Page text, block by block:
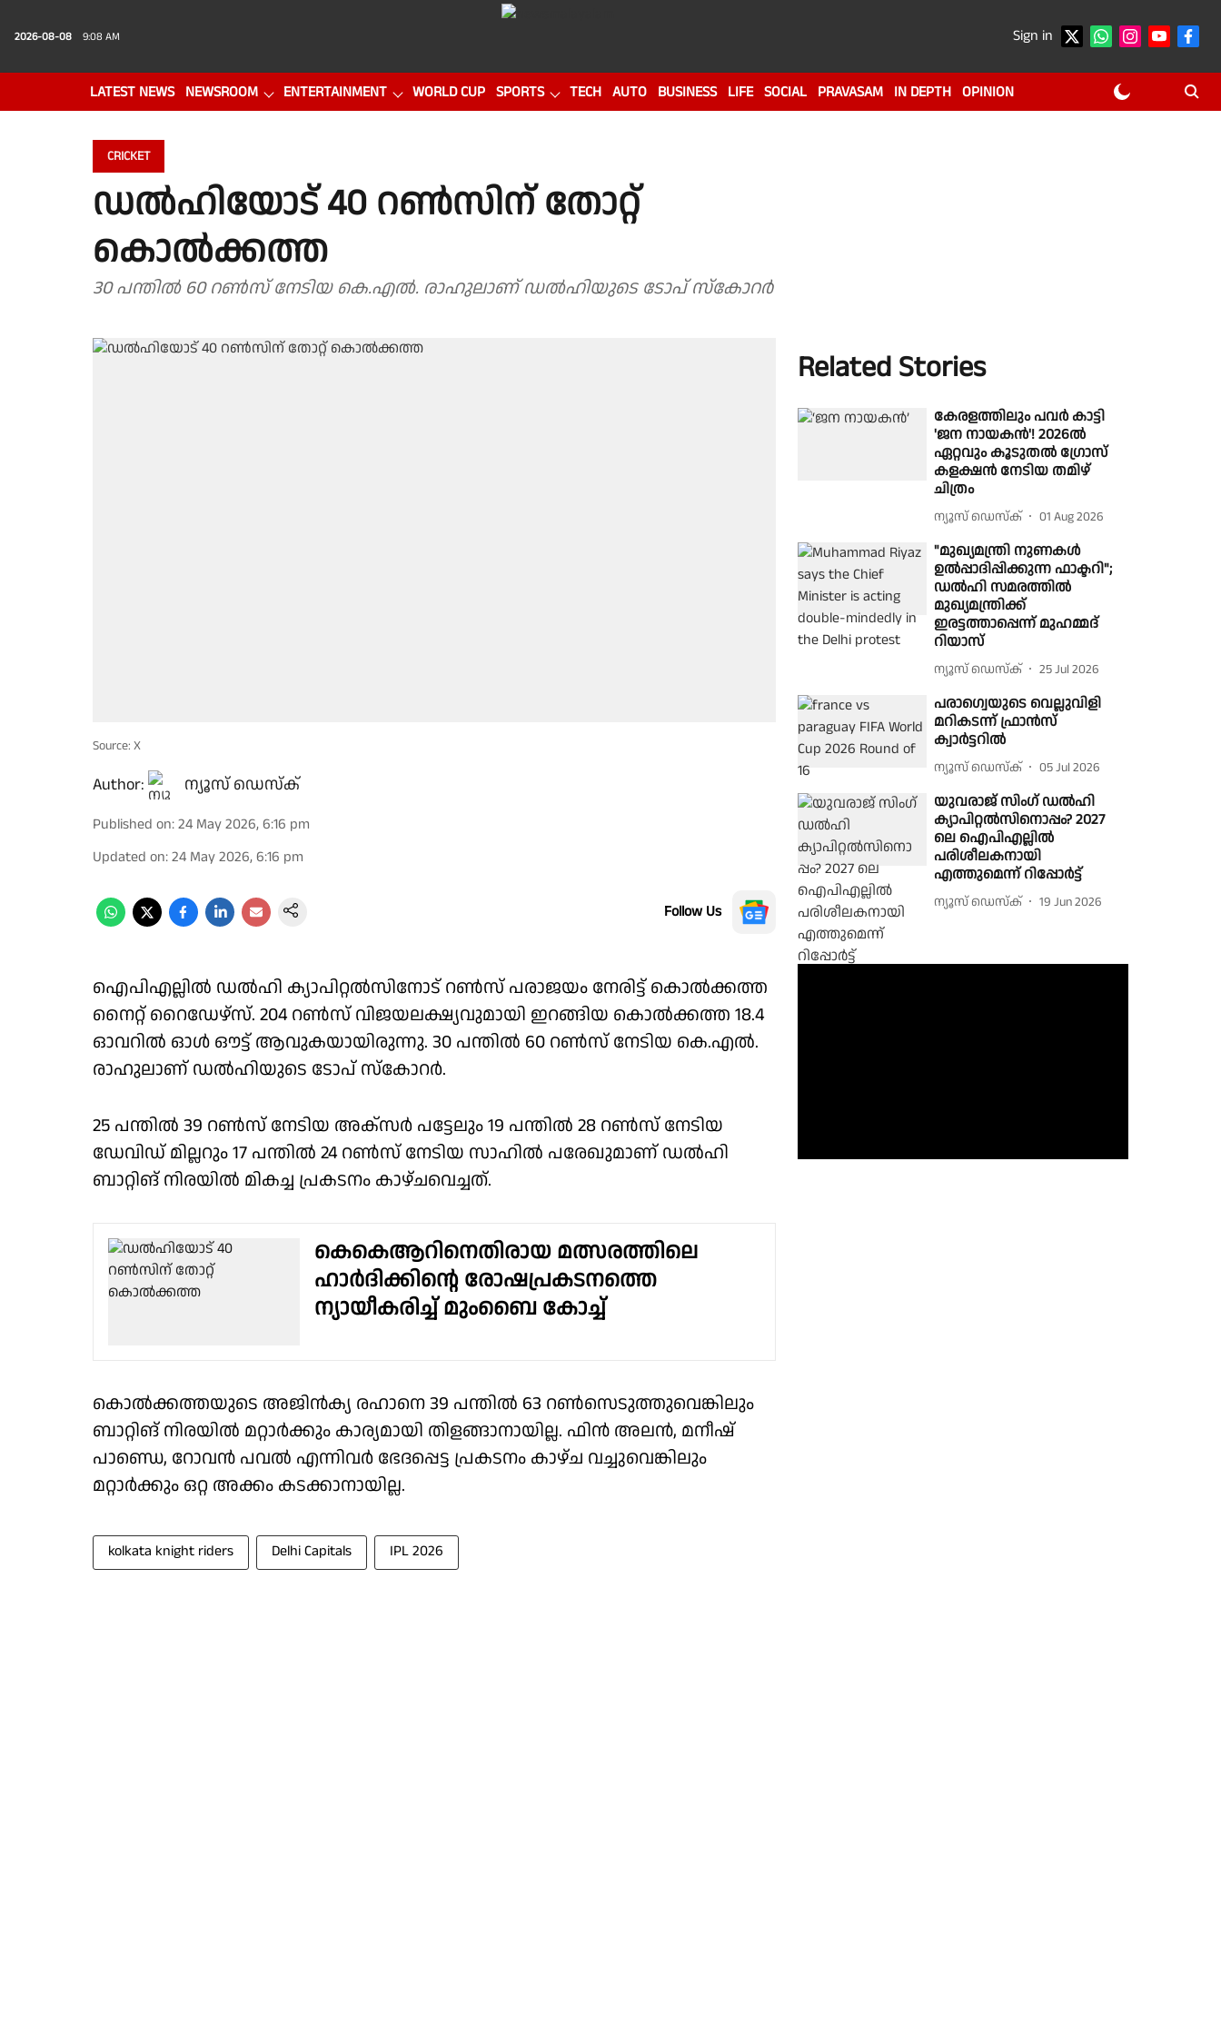
2026-08-08 9:08 AM Sign in
LATEST NEWS NEWSROOM ENTERTAINMENT WORLD CUP SPORTS TECH AUTO BUSINESS LIFE SOCIAL PRAVASAM IN DEPTH OPINION
CRICKET
ഡൽഹിയോട് 40 റൺസിന് തോറ്റ്
കൊൽക്കത്ത
30 പന്തിൽ 60 റൺസ് നേടിയ കെ.എൽ. രാഹുലാണ് ഡൽഹിയുടെ ടോപ് സ്കോറർ
Source: X
Author: ന്യൂസ് ഡെസ്ക്
Published on:24 May 2026, 6:16 pm
Updated on:24 May 2026, 6:16 pm
Follow Us
ഐപിഎല്ലിൽ ഡൽഹി ക്യാപിറ്റൽസിനോട് റൺസ് പരാജയം നേരിട്ട് കൊൽക്കത്ത
നൈറ്റ് റൈഡേഴ്സ്. 204 റൺസ് വിജയലക്ഷ്യവുമായി ഇറങ്ങിയ കൊൽക്കത്ത 18.4
ഓവറിൽ ഓൾ ഔട്ട് ആവുകയായിരുന്നു. 30 പന്തിൽ 60 റൺസ് നേടിയ കെ.എൽ.
രാഹുലാണ് ഡൽഹിയുടെ ടോപ് സ്കോറർ.
25 പന്തിൽ 39 റൺസ് നേടിയ അക്സർ പട്ടേലും 19 പന്തിൽ 28 റൺസ് നേടിയ
ഡേവിഡ് മില്ലറും 17 പന്തിൽ 24 റൺസ് നേടിയ സാഹിൽ പരേഖുമാണ് ഡൽഹി
ബാറ്റിങ് നിരയിൽ മികച്ച പ്രകടനം കാഴ്ചവെച്ചത്.
കെകെആറിനെതിരായ മത്സരത്തിലെ
ഹാർദിക്കിൻ്റെ രോഷപ്രകടനത്തെ
ന്യായീകരിച്ച് മുംബൈ കോച്ച്
കൊൽക്കത്തയുടെ അജിൻക്യ രഹാനെ 39 പന്തിൽ 63 റൺസെടുത്തുവെങ്കിലും
ബാറ്റിങ് നിരയിൽ മറ്റാർക്കും കാര്യമായി തിളങ്ങാനായില്ല. ഫിൻ അലൻ, മനീഷ്
പാണ്ഡെ, റോവൻ പവൽ എന്നിവർ ഭേദപ്പെട്ട പ്രകടനം കാഴ്ച വച്ചുവെങ്കിലും
മറ്റാർക്കും ഒറ്റ അക്കം കടക്കാനായില്ല.
kolkata knight riders Delhi Capitals IPL 2026
Related Stories
കേരളത്തിലും പവർ കാട്ടി
'ജന നായകൻ'! 2026ൽ
ഏറ്റവും കൂടുതൽ ഗ്രോസ്
കളക്ഷൻ നേടിയ തമിഴ്
ചിത്രം
ന്യൂസ് ഡെസ്ക് 01 Aug 2026
"മുഖ്യമന്ത്രി നുണകൾ
ഉൽപ്പാദിപ്പിക്കുന്ന ഫാക്ടറി";
ഡൽഹി സമരത്തിൽ
മുഖ്യമന്ത്രിക്ക്
ഇരട്ടത്താപ്പെന്ന് മുഹമ്മദ്
റിയാസ്
ന്യൂസ് ഡെസ്ക് 25 Jul 2026
പരാഗ്വെയുടെ വെല്ലുവിളി
മറികടന്ന് ഫ്രാൻസ്
ക്വാർട്ടറിൽ
ന്യൂസ് ഡെസ്ക് 05 Jul 2026
യുവരാജ് സിംഗ് ഡൽഹി
ക്യാപിറ്റൽസിനൊപ്പം? 2027
ലെ ഐപിഎല്ലിൽ
പരിശീലകനായി
എത്തുമെന്ന് റിപ്പോർട്ട്
ന്യൂസ് ഡെസ്ക് 19 Jun 2026